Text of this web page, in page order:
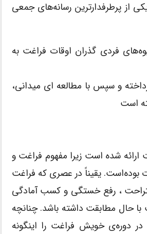
از پرطرفدار‌ترین رسانه‌های جمعی
فردی گذران اوقات فراغت به
و سپس با مطالعه ای میدانی،
است
ارائه شده است زیرا مفهوم فراغت و
یقیناً در عصری که فراغت
، رفع خستگی و کسب آمادگی
حال مطابقت داشته باشد. چنانچه
دوره‌ی خویش فراغت را اینگونه